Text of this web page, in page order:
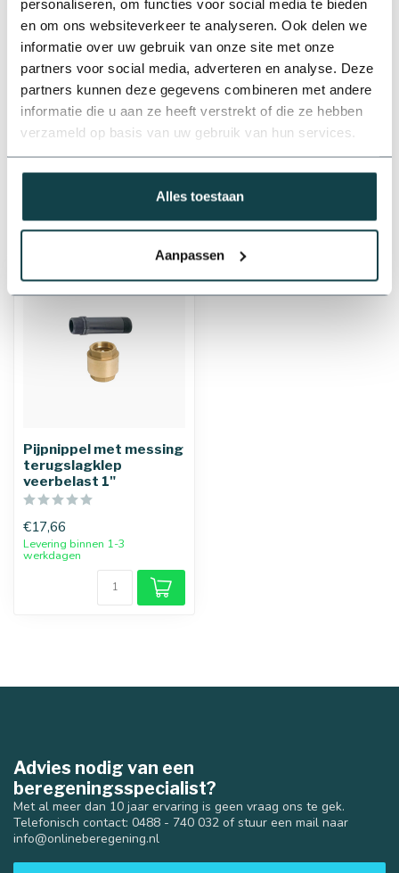
personaliseren, om functies voor social media te bieden
en om ons websiteverkeer te analyseren. Ook delen we
informatie over uw gebruik van onze site met onze
partners voor social media, adverteren en analyse. Deze
partners kunnen deze gegevens combineren met andere
informatie die u aan ze heeft verstrekt of die ze hebben
verzameld op basis van uw gebruik van hun services.
Alles toestaan
Aanpassen
Op voorraad
€439,41
Professioneel advies
Advies nodig van de beregeningsspecialist?
info@onlineberegening.nlof bel +31 488 -
740 032.
Recent bekeken
Pijpnippel met messing
terugslagklep
veerbelast 1"
€17,66
Levering binnen 1-3
werkdagen
Advies nodig van een
beregeningsspecialist?
Met al meer dan 10 jaar ervaring is geen vraag ons te gek.
Telefonisch contact: 0488 - 740 032 of stuur een mail naar
info@onlineberegening.nl